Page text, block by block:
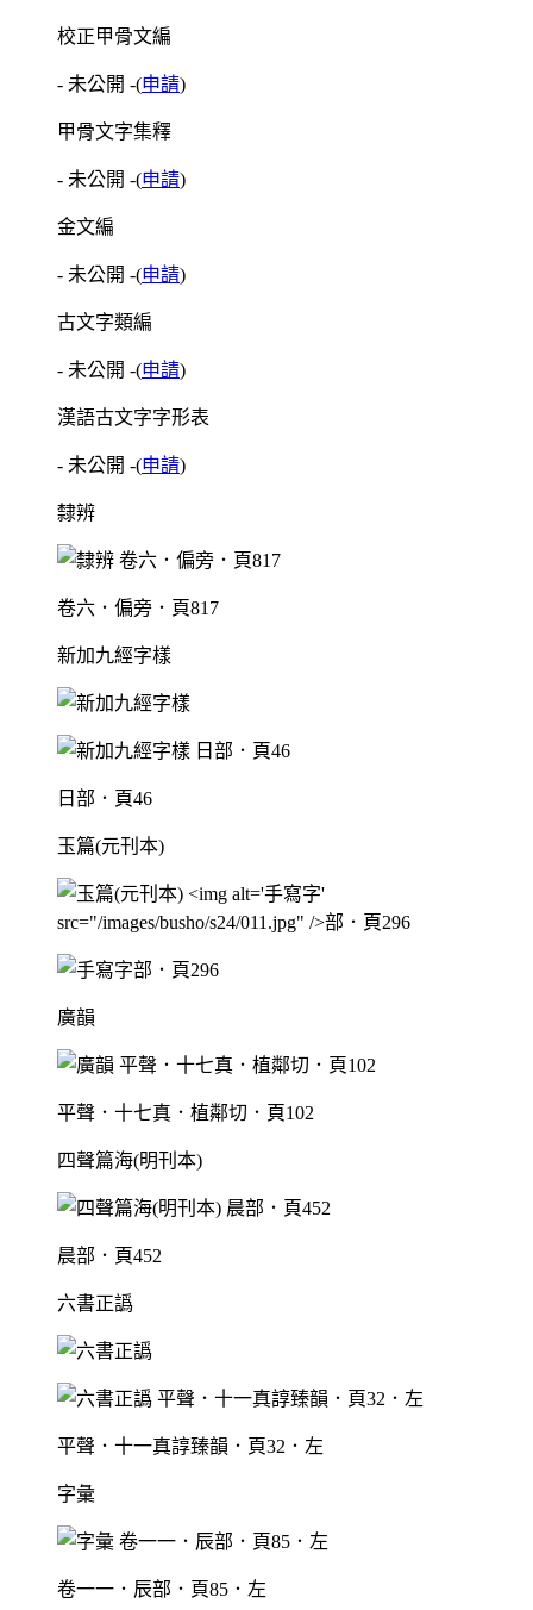
校正甲骨文編
- 未公開 -(申請)
甲骨文字集釋
- 未公開 -(申請)
金文編
- 未公開 -(申請)
古文字類編
- 未公開 -(申請)
漢語古文字字形表
- 未公開 -(申請)
隸辨
卷六．偏旁．頁817
新加九經字樣
日部．頁46
玉篇(元刊本)
部．頁296
廣韻
平聲．十七真．植鄰切．頁102
四聲篇海(明刊本)
晨部．頁452
六書正譌
平聲．十一真諄臻韻．頁32．左
字彙
卷一一．辰部．頁85．左